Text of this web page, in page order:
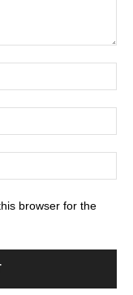
browser for the